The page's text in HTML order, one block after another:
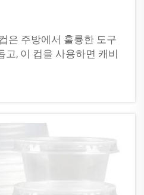
은 주방에서 훌륭한 도구
고, 이 컵을 사용하면 캐비
습니다. 특히 작은 주방에
쳐 쌓을 수 있는 소스 컵이
.